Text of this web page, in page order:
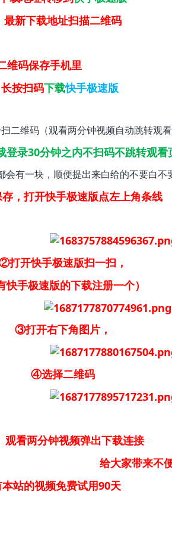
载地址扫描二维码
维码保存手机里
长按扫码下载快手极速版
二维码（观看两分钟视频自动跳转观
登录30分钟之内不扫码不跳转观看
有一块，顺便提出来白给的不要白不
，打开快手极速版点左上角条线
手极速版扫一扫，
速版的下载注册一个）
右下角图片，
择二维码
视频弹出下载连接
不便请大家
的视频免费试用90天